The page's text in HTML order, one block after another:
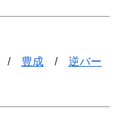
/ 豊成 / 逆バー